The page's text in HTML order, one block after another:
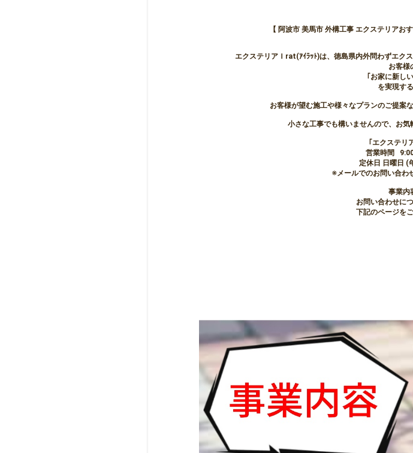
【 阿波市 美馬市 外構工事 エクステリアお
エクステリアＩrat(ｱｲﾗｯﾄ)は、徳島県内外問わずエク
お客様
｢お家に新し
を実現す
お客様が望む施工や様々なプランのご提案
小さな工事でも構いませんので、お気
｢エクステリ
営業時間
定休日 日曜日 (
※メールでのお問い合わ
事業内
お問い合わせに
下記のページをご